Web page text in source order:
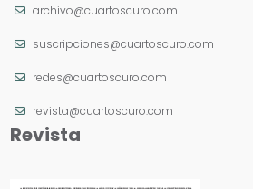
archivo@cuartoscuro.com
suscripciones@cuartoscuro.com
redes@cuartoscuro.com
revista@cuartoscuro.com
Revista